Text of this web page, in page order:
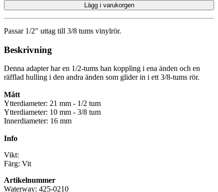
Lägg i varukorgen
Passar 1/2" uttag till 3/8 tums vinylrör.
Beskrivning
Denna adapter har en 1/2-tums han koppling i ena änden och en
räfflad hulling i den andra änden som glider in i ett 3/8-tums rör.
Mått
Ytterdiameter: 21 mm - 1/2 tum
Ytterdiameter: 10 mm - 3/8 tum
Innerdiameter: 16 mm
Info
Vikt:
Färg: Vit
Artikelnummer
Waterway: 425-0210